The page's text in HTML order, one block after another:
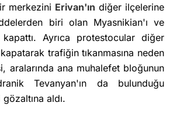
merkezini Erivan'ın diğer ilçelerine
biri olan Myasnikian'ı ve
Ayrıca protestocular diğer
trafiğin tıkanmasına neden
aralarında ana muhalefet bloğunun
Tevanyan'ın da bulunduğu
aldı.